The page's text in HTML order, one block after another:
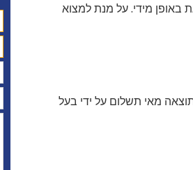
באופן מידי. על מנת למצוא
מאי תשלום על ידי בעל